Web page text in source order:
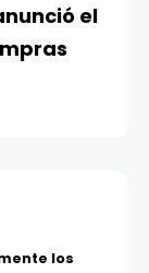
el
los